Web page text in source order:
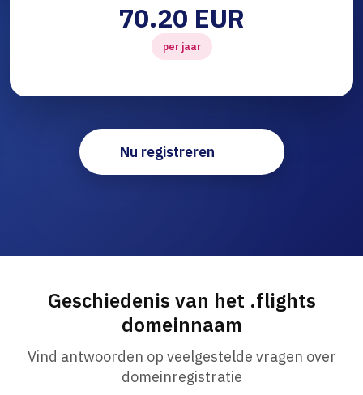
70.20 EUR
per jaar
Nu registreren
Geschiedenis van het .flights
domeinnaam
Vind antwoorden op veelgestelde vragen over
domeinregistratie